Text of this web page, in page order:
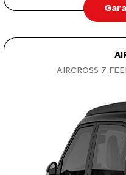
AIRCROSS 7